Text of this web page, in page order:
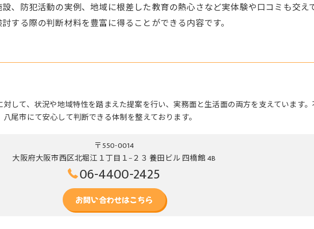
、防犯活動の実例、地域に根差した教育の熱心さなど実体験や口コミも交え
する際の判断材料を豊富に得ることができる内容です。
して、状況や地域特性を踏まえた提案を行い、実務面と生活面の両方を支えています
尾市にて安心して判断できる体制を整えております。
〒550-0014
大阪府大阪市西区北堀江１丁目１−２３ 養田ビル 四橋館 4B
06-4400-2425
お問い合わせはこちら